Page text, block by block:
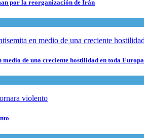
por la reorganización de Irán
de una creciente hostilidad en toda Europa